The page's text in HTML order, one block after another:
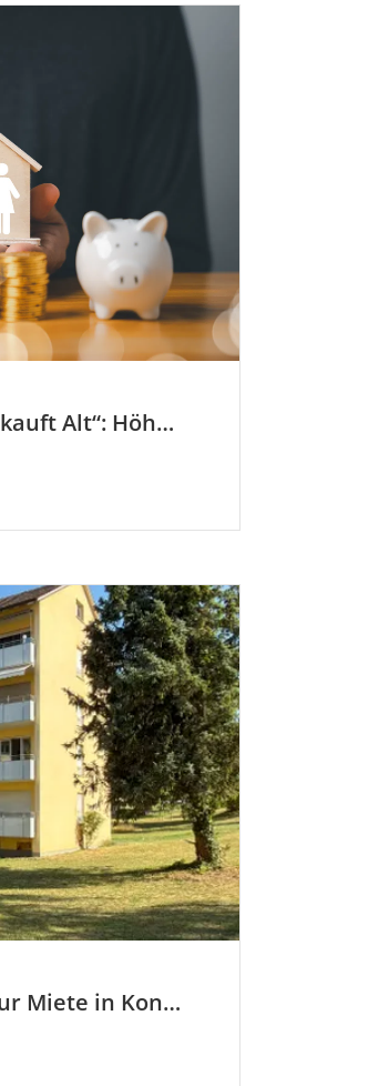
KfW-Förderung „Jung kauft Alt“: Höhere Kredite ab August 2026
Jetzt neu: Wohnung zur Miete in Konstanz